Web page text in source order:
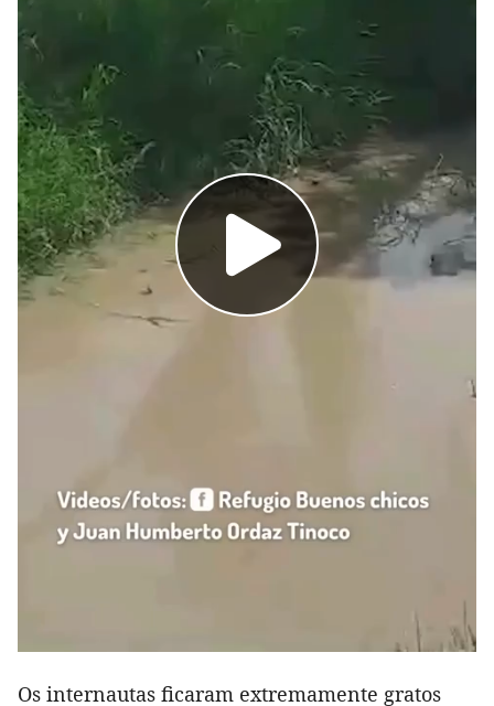
Os internautas ficaram extremamente gratos